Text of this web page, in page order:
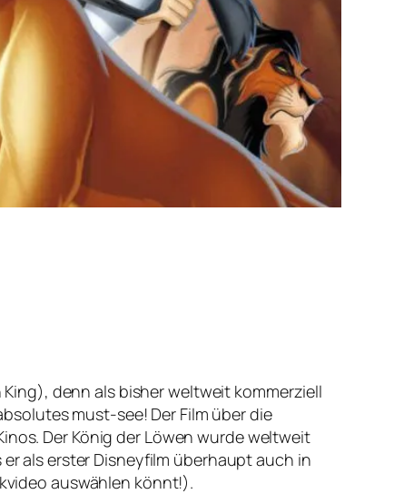
King), denn als bisher weltweit kommerziell
must-see! Der Film über die
Der König der Löwen wurde weltweit
als erster Disneyfilm überhaupt auch in
auswählen könnt!).